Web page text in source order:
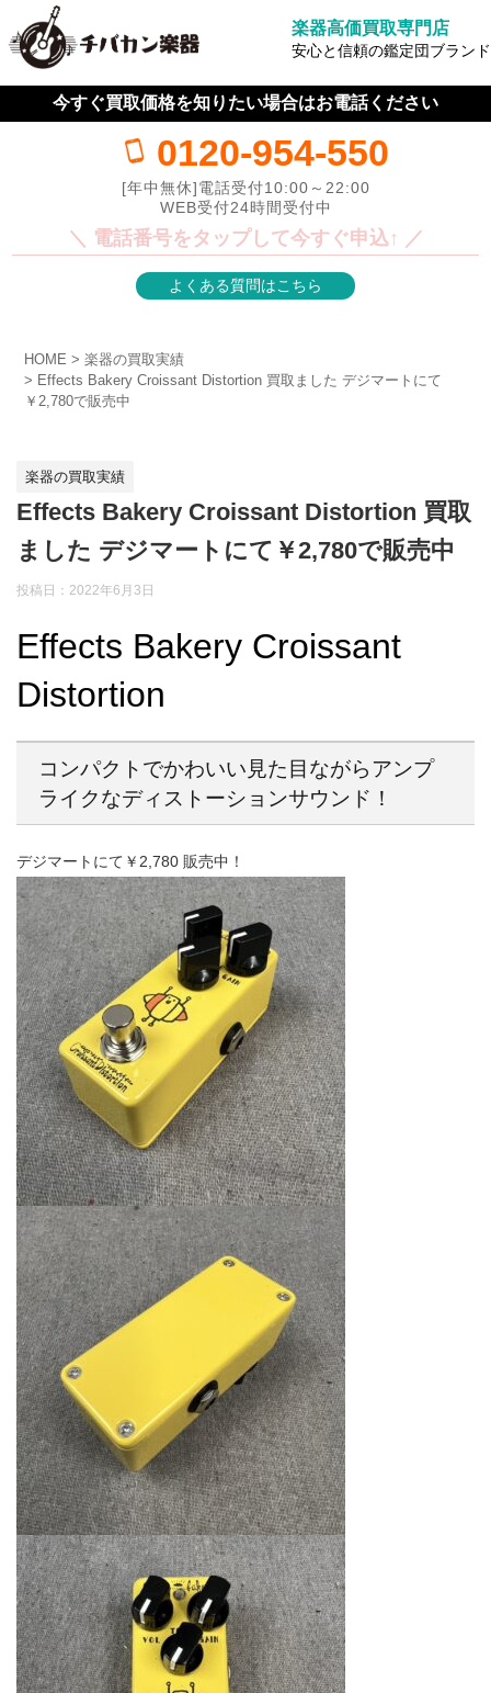
楽器高価買取専門店
安心と信頼の鑑定団ブランド
今すぐ買取価格を知りたい場合はお電話ください
0120-954-550
[年中無休]電話受付10:00～22:00
WEB受付24時間受付中
＼ 電話番号をタップして今すぐ申込↑ ／
よくある質問はこちら
HOME
楽器の買取実績
Effects Bakery Croissant Distortion 買取ました デジマートにて
￥2,780で販売中
楽器の買取実績
Effects Bakery Croissant Distortion 買取
ました デジマートにて￥2,780で販売中
投稿日：2022年6月3日
Effects Bakery Croissant
Distortion
コンパクトでかわいい見た目ながらアンプ
ライクなディストーションサウンド！
デジマートにて￥2,780 販売中！